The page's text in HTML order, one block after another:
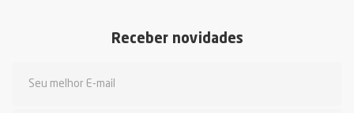
Receber novidades